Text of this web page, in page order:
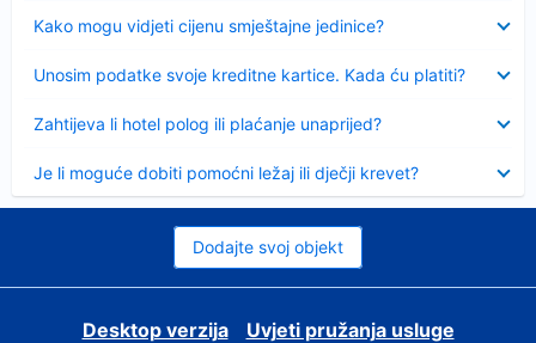
Kako mogu vidjeti cijenu smještajne jedinice?
Unosim podatke svoje kreditne kartice. Kada ću platiti?
Zahtijeva li hotel polog ili plaćanje unaprijed?
Je li moguće dobiti pomoćni ležaj ili dječji krevet?
Dodajte svoj objekt
Desktop verzija
Uvjeti pružanja usluge